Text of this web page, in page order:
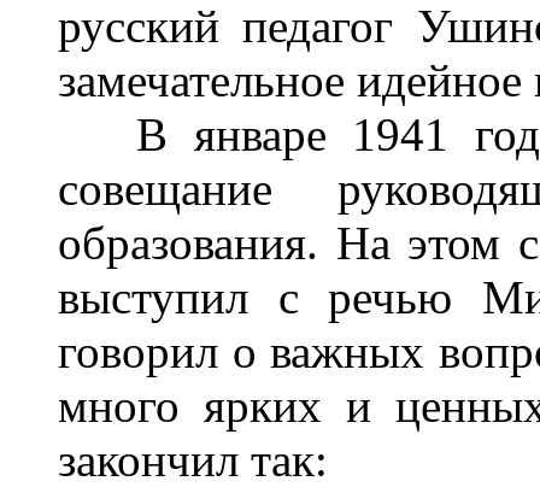
русский педагог
замечательное идейное
В январе 1941 года
совещание
образования. На этом
выступил с речью
говорил о важных
много ярких и
закончил так: